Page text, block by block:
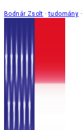
Bodnár Zsolt tudomány